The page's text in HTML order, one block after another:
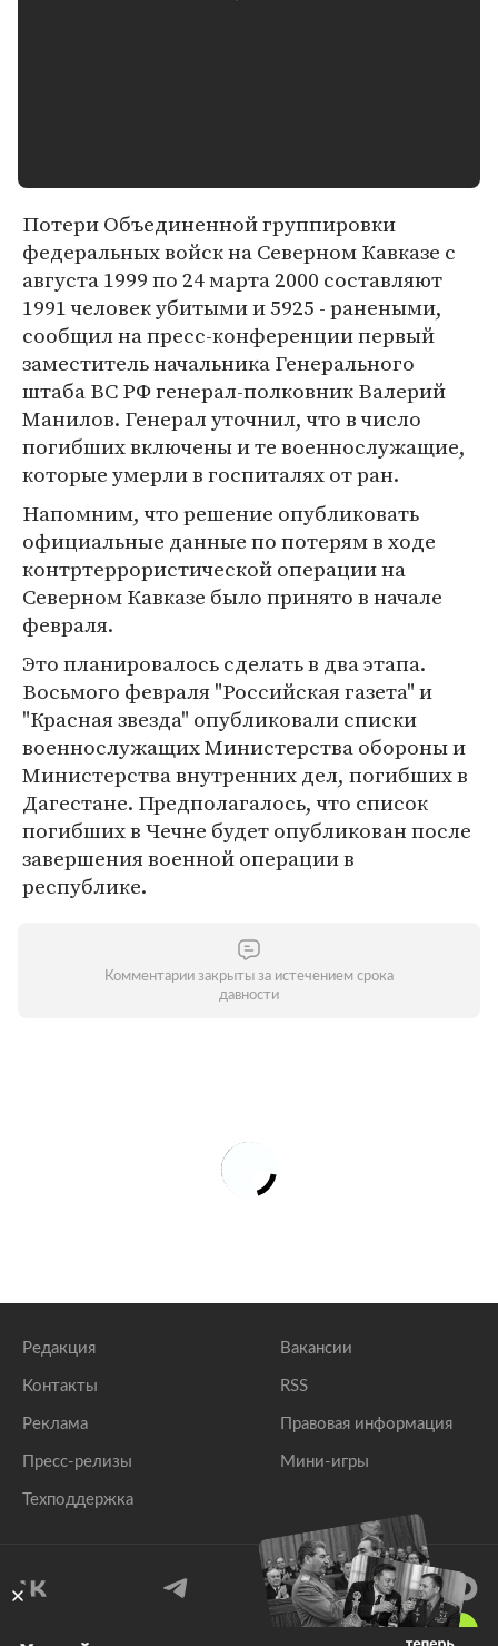
Потери Объединенной группировки
федеральных войск на Северном Кавказе с
августа 1999 по 24 марта 2000 составляют
1991 человек убитыми и 5925 - ранеными,
сообщил на пресс-конференции первый
заместитель начальника Генерального
штаба ВС РФ генерал-полковник Валерий
Манилов. Генерал уточнил, что в число
погибших включены и те военнослужащие,
которые умерли в госпиталях от ран.
Напомним, что решение опубликовать
официальные данные по потерям в ходе
контртеррористической операции на
Северном Кавказе было принято в начале
февраля.
Это планировалось сделать в два этапа.
Восьмого февраля "Российская газета" и
"Красная звезда" опубликовали списки
военнослужащих Министерства обороны и
Министерства внутренних дел, погибших в
Дагестане. Предполагалось, что список
погибших в Чечне будет опубликован после
завершения военной операции в
республике.
Комментарии закрыты за истечением срока
давности
Редакция
Контакты
Реклама
Пресс-релизы
Техподдержка
Вакансии
RSS
Правовая информация
Мини-игры